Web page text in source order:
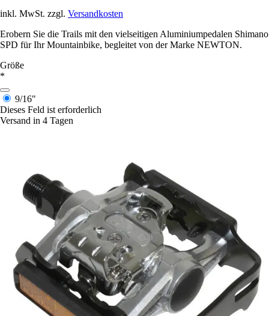
inkl. MwSt. zzgl. Versandkosten
Erobern Sie die Trails mit den vielseitigen Aluminiumpedalen Shimano
SPD für Ihr Mountainbike, begleitet von der Marke NEWTON.
Größe
*
9/16"
Dieses Feld ist erforderlich
Versand in 4 Tagen